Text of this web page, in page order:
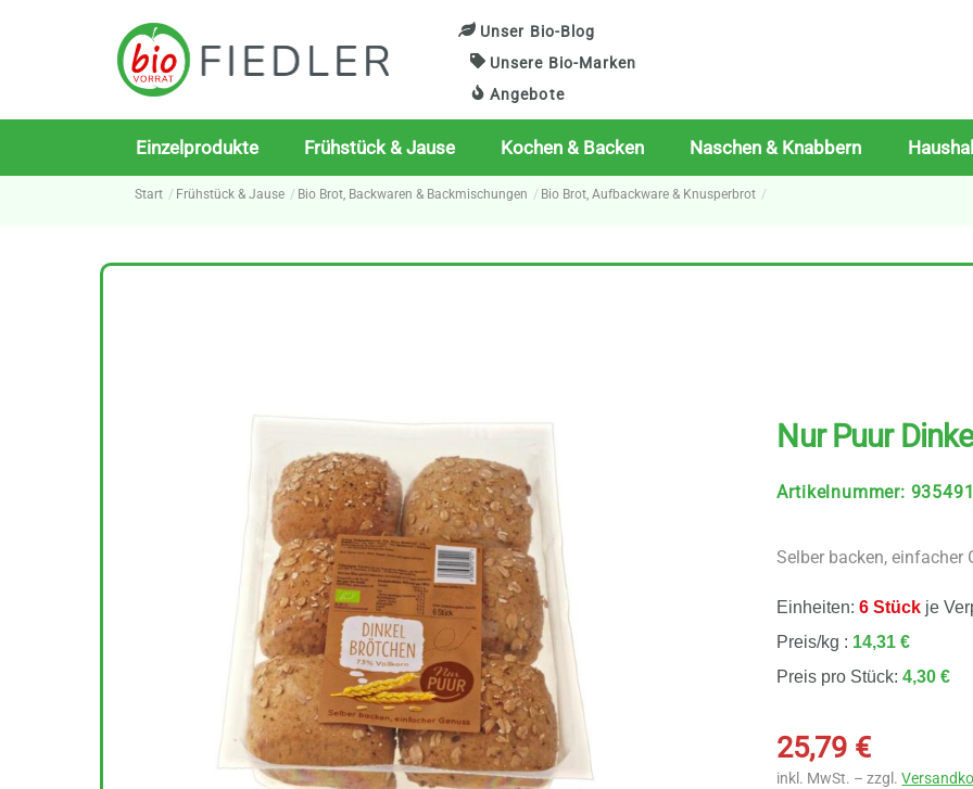
Unser Bio-Blog
Unsere Bio-Marken
Angebote
Einzelprodukte Frühstück & Jause Kochen & Backen Naschen & Knabbern
Start Frühstück & Jause Bio Brot, Backwaren & Backmischungen Bio Brot, Aufbackware & Knusperbrot
Nur Puur
Artikelnummer:
Selber backen, einfacher
Einheiten:6 Stück je
Preis/kg : 14,31 €
Preis pro Stück:4,30 €
25,79 €
inkl. MwSt. – zzgl.